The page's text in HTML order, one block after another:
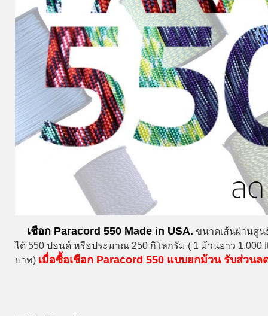
เชือก Paracord 550 Made in USA. ขนาดเส้นผ่านศูน
ได้ 550 ปอนด์ หรือประมาณ 250 กิโลกรัม ( 1 ม้วนยาว 1,000
บาท) เมื่อซื้อเชือก Paracord 550 แบบยกม้วน รับส่วนล